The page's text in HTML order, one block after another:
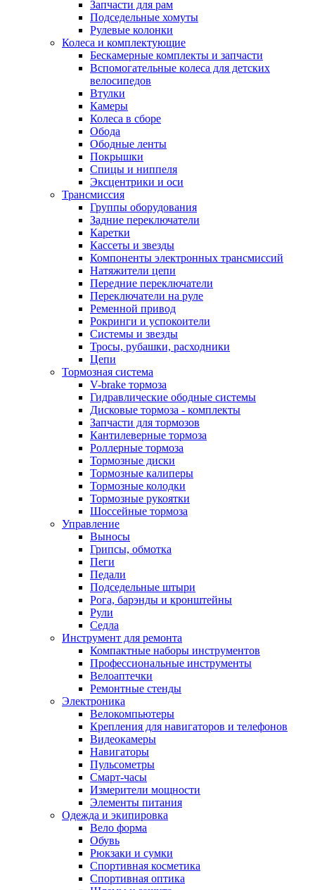
Запчасти для рам
Подседельные хомуты
Рулевые колонки
Колеса и комплектующие
Бескамерные комплекты и запчасти
Вспомогательные колеса для детских
велосипедов
Втулки
Камеры
Колеса в сборе
Обода
Ободные ленты
Покрышки
Спицы и ниппеля
Эксцентрики и оси
Трансмиссия
Группы оборудования
Задние переключатели
Каретки
Кассеты и звезды
Компоненты электронных трансмиссий
Натяжители цепи
Передние переключатели
Переключатели на руле
Ременной привод
Рокринги и успокоители
Системы и звезды
Тросы, рубашки, расходники
Цепи
Тормозная система
V-brake тормоза
Гидравлические ободные системы
Дисковые тормоза - комплекты
Запчасти для тормозов
Кантилеверные тормоза
Роллерные тормоза
Тормозные диски
Тормозные калиперы
Тормозные колодки
Тормозные рукоятки
Шоссейные тормоза
Управление
Выносы
Грипсы, обмотка
Пеги
Педали
Подседельные штыри
Рога, барэнды и кронштейны
Рули
Седла
Инструмент для ремонта
Компактные наборы инструментов
Профессиональные инструменты
Велоаптечки
Ремонтные стенды
Электроника
Велокомпьютеры
Крепления для навигаторов и телефонов
Видеокамеры
Навигаторы
Пульсометры
Смарт-часы
Измерители мощности
Элементы питания
Одежда и экипировка
Вело форма
Обувь
Рюкзаки и сумки
Спортивная косметика
Спортивная оптика